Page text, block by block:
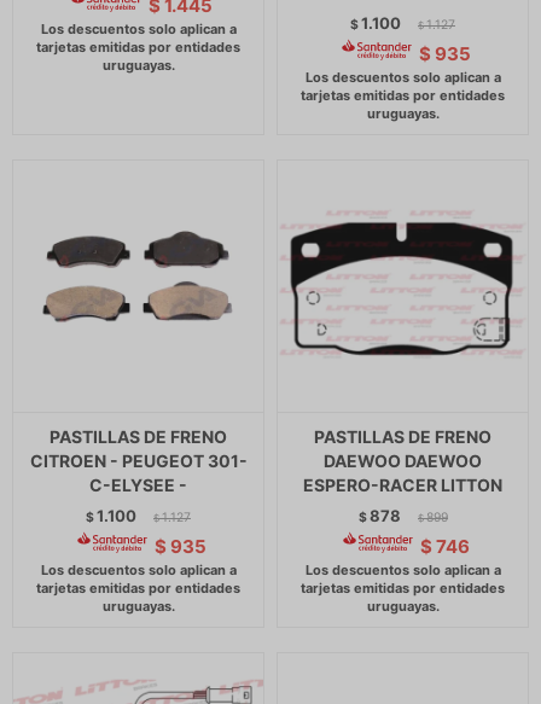
$ 1.445
$1.100 $ 1.127
$ 935
PASTILLAS DE FRENO
CITROEN - PEUGEOT 301-
C-ELYSEE -
$1.100 $ 1.127
$ 935
PASTILLAS DE FRENO
DAEWOO DAEWOO
ESPERO-RACER LITTON
$878 $ 899
$ 746